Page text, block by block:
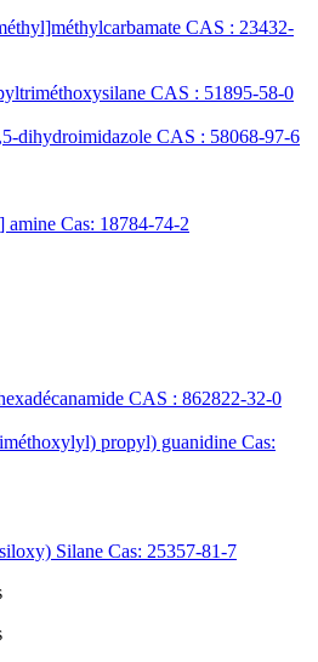
CAS : 23432-
CAS : 51895-58-0
dihydroimidazole CAS : 58068-97-6
Cas: 18784-74-2
CAS : 862822-32-0
propyl) guanidine Cas:
Silane Cas: 25357-81-7